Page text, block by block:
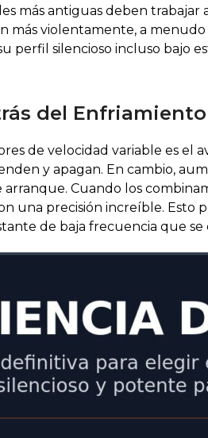
más antiguas deben
violentamente, a menudo
perfil silencioso incluso bajo
del
de velocidad variable es el
y apagan. En cambio,
Cuando los
una precisión increíble. Esto
de baja frecuencia que